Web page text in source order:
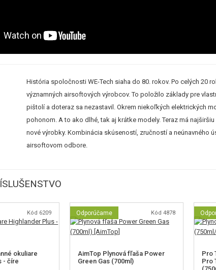
História spoločnosti WE-Tech siaha do 80. rokov. Po celých 20
významných airsoftových výrobcov. To položilo základy pre
pištolí a doteraz sa nezastavil. Okrem niekoľkých elektrických
pohonom. A to ako dlhé, tak aj krátke modely. Teraz má
nové výrobky. Kombinácia skúseností, zručností a
airsoftovom odbore.
Kód 6209
okuliare
- číre
Odporúčame Kód 4878
AimTop Plynová fľaša Power
Green Gas (700ml)
Pro
Pro